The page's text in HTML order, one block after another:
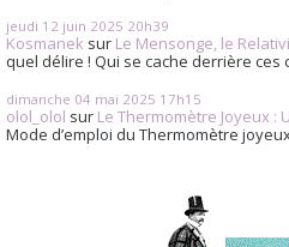
jeudi 12 juin 2025 20h39
Kosmanek sur Le Mensonge, le
quel délire ! Qui se cache derrière ces
dimanche 04 mai 2025 17h15
olol_olol sur Le Thermomètre Joyeux :
Mode d’emploi du Thermomètre